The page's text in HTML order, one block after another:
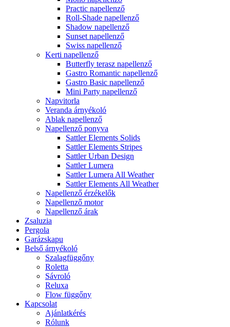
Practic napellenző
Roll-Shade napellenző
Shadow napellenző
Sunset napellenző
Swiss napellenző
Kerti napellenző
Butterfly terasz napellenző
Gastro Romantic napellenző
Gastro Basic napellenző
Mini Party napellenző
Napvitorla
Veranda árnyékoló
Ablak napellenző
Napellenző ponyva
Sattler Elements Solids
Sattler Elements Stripes
Sattler Urban Design
Sattler Lumera
Sattler Lumera All Weather
Sattler Elements All Weather
Napellenző érzékelők
Napellenző motor
Napellenző árak
Zsaluzia
Pergola
Garázskapu
Belső árnyékoló
Szalagfüggőny
Roletta
Sávroló
Reluxa
Flow függőny
Kapcsolat
Ajánlatkérés
Rólunk